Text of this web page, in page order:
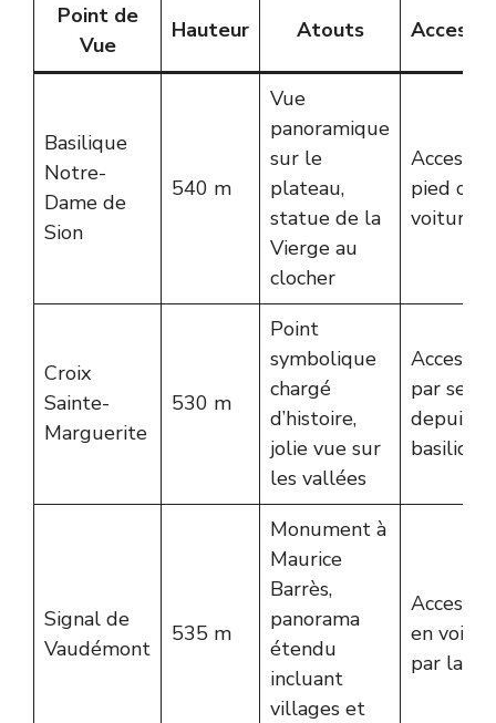
Point de
Vue
Hauteur Atouts
Basilique
Notre-
Dame de
Sion
540 m
Vue
panoramique
sur le
plateau,
statue de la
Vierge au
clocher
pied ou
voiture
Croix
Sainte-
Marguerite
530 m
Point
symbolique
chargé
d’histoire,
jolie vue sur
les vallées
par
depuis la
basilique
Signal de
Vaudémont
535 m
Monument à
Maurice
Barrès,
panorama
étendu
incluant
villages et
en
par la